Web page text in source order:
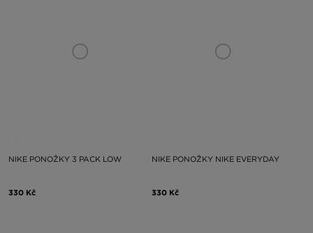
NIKE PONOŽKY 3 PACK LOW
330 Kč
NIKE PONOŽKY NIKE EVERYDAY
330 Kč